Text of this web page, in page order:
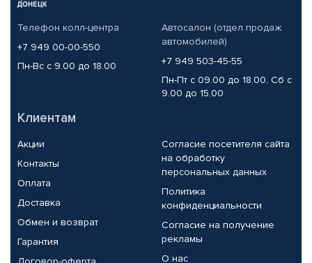
Телефон колл-центра
+7 949 00-00-550
Пн-Вс с 9.00 до 18.00
Автосалон (отдел продаж
автомобилей)
+7 949 503-45-55
Пн-Пт с 09.00 до 18.00, Сб с
9.00 до 15.00
Клиентам
Акции
Контакты
Оплата
Доставка
Обмен и возврат
Гарантия
Согласие посетителя сайта
на обработку
персональных данных
Политика
конфиденциальности
Согласие на получение
рекламы
О нас